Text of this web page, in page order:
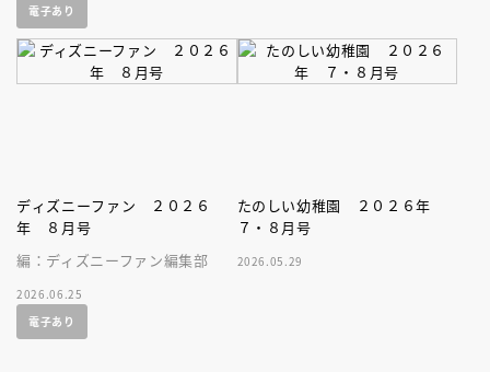
電子あり
ディズニーファン ２０２６
年 ８月号
編：ディズニーファン編集部
2026.06.25
電子あり
たのしい幼稚園 ２０２６年
７・８月号
2026.05.29